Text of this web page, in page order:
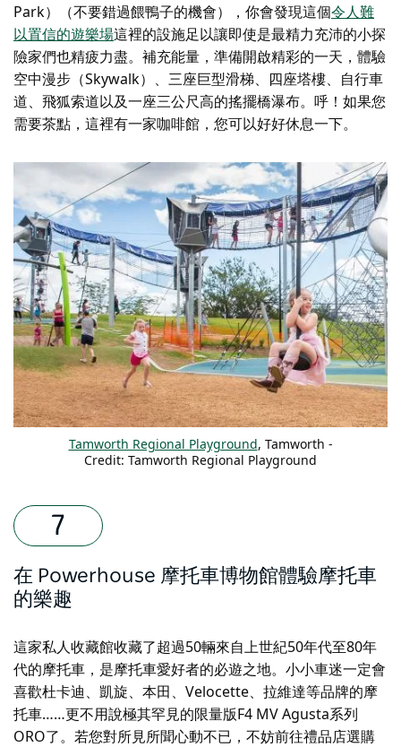
Park）（不要錯過餵鴨子的機會），你會發現這個令人難
以置信的遊樂場這裡的設施足以讓即使是最精力充沛的小探
險家們也精疲力盡。補充能量，準備開啟精彩的一天，體驗
空中漫步（Skywalk）、三座巨型滑梯、四座塔樓、自行車
道、飛狐索道以及一座三公尺高的搖擺橋瀑布。呼！如果您
需要茶點，這裡有一家咖啡館，您可以好好休息一下。
Tamworth Regional Playground, Tamworth -
Credit: Tamworth Regional Playground
在 Powerhouse 摩托車博物館體驗摩托車
的樂趣
這家私人收藏館收藏了超過50輛來自上世紀50年代至80年
代的摩托車，是摩托車愛好者的必遊之地。小小車迷一定會
喜歡杜卡迪、凱旋、本田、Velocette、拉維達等品牌的摩
托車……更不用說極其罕見的限量版F4 MV Agusta系列
ORO了。若您對所見所聞心動不已，不妨前往禮品店選購